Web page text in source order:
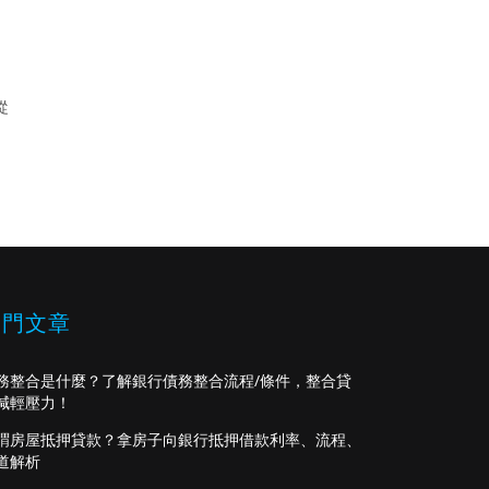
文章
整合是什麼？了解銀行債務整合流程/條件，整合貸
輕壓力！
房屋抵押貸款？拿房子向銀行抵押借款利率、流程、
解析